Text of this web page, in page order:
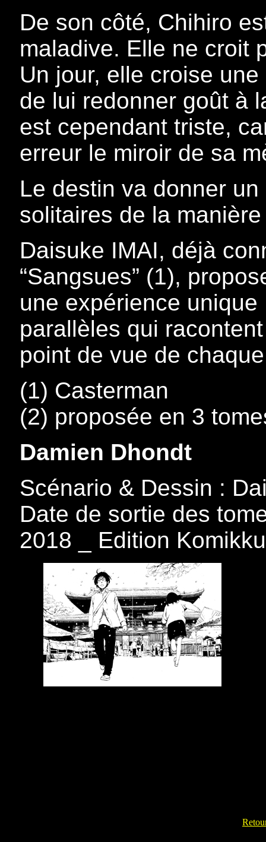
De son côté, Chihiro
maladive. Elle ne croit
Un jour, elle croise
de lui redonner goût à
est cependant triste,
erreur le miroir de sa
Le destin va donner
solitaires de la
Daisuke IMAI, déjà
“Sangsues” (1),
une expérience
parallèles qui
point de vue de
(1) Casterman
(2) proposée en 3
Damien Dhondt
Scénario & Dessin :
Date de sortie des
2018 _ Edition